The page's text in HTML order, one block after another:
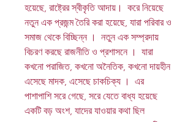
হয়েছে, রাষ্ট্রের স্বীকৃতি আদায়। করে নিয়েছে
নতুন এক প্রজন্ম তৈরি করা হয়েছে, যারা পরিবার ও
সমাজ থেকে বিচ্ছিন্ন । নতুন এক সম্প্রদায়
বিচরণ করছে রাজনীতি ও প্রশাসনে । যারা
কখনো পরাজিত, কখনো অনৈতিক, কখনো দায়হীন
এসেছে মাদক, এসেছে চাকচিক্য । এর
পাশাপাশি সরে গেছে, সরে যেতে বাধ্য হয়েছে
একটি বড় অংশ, যাদের যাওয়ার কথা ছিল